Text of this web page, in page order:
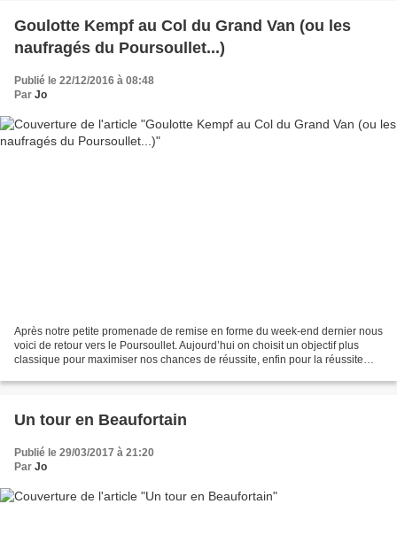
Goulotte Kempf au Col du Grand Van (ou les
naufragés du Poursoullet...)
Publié le 22/12/2016 à 08:48
Par Jo
Après notre petite promenade de remise en forme du week-end dernier nous
voici de retour vers le Poursoullet. Aujourd’hui on choisit un objectif plus
classique pour maximiser nos chances de réussite, enfin pour la réussite
Un tour en Beaufortain
Publié le 29/03/2017 à 21:20
Par Jo